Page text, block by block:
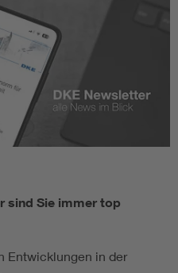
sind Sie immer top
Entwicklungen in der